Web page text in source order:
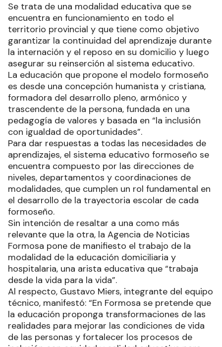
Se trata de una modalidad educativa que se
encuentra en funcionamiento en todo el
territorio provincial y que tiene como objetivo
garantizar la continuidad del aprendizaje durante
la internación y el reposo en su domicilio y luego
asegurar su reinserción al sistema educativo.
La educación que propone el modelo formoseño
es desde una concepción humanista y cristiana,
formadora del desarrollo pleno, armónico y
trascendente de la persona, fundada en una
pedagogía de valores y basada en “la inclusión
con igualdad de oportunidades”.
Para dar respuestas a todas las necesidades de
aprendizajes, el sistema educativo formoseño se
encuentra compuesto por las direcciones de
niveles, departamentos y coordinaciones de
modalidades, que cumplen un rol fundamental en
el desarrollo de la trayectoria escolar de cada
formoseño.
Sin intención de resaltar a una como más
relevante que la otra, la Agencia de Noticias
Formosa pone de manifiesto el trabajo de la
modalidad de la educación domiciliaria y
hospitalaria, una arista educativa que “trabaja
desde la vida para la vida”.
Al respecto, Gustavo Miers, integrante del equipo
técnico, manifestó: “En Formosa se pretende que
la educación proponga transformaciones de las
realidades para mejorar las condiciones de vida
de las personas y fortalecer los procesos de